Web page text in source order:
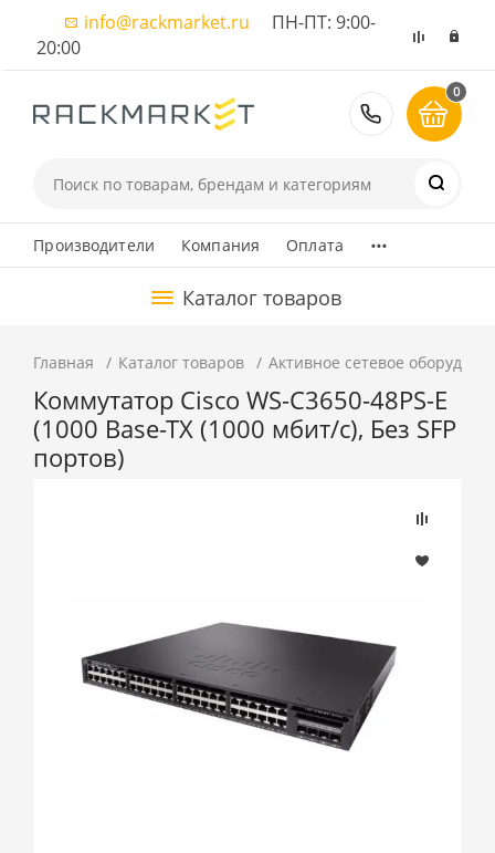
info@rackmarket.ru ПН-ПТ: 9:00-
20:00
8 (495)
0
Производители Компания Оплата ...
Каталог товаров
Главная Каталог товаров Активное сетевое
Коммутатор Cisco WS-C3650-48PS-E
(1000 Base-TX (1000 мбит/с), Без SFP
портов)